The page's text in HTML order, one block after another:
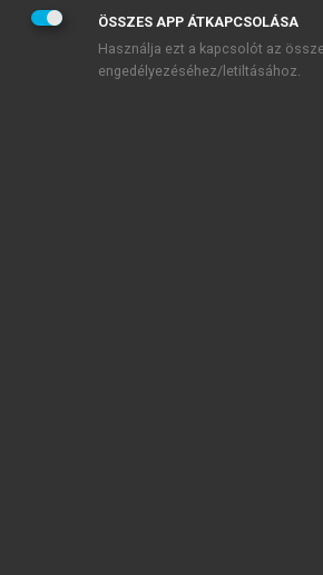
ÖSSZES APP ÁTKAPCSOLÁSA
Használja ezt a kapcsolót az
engedélyezéséhez/letiltásához.